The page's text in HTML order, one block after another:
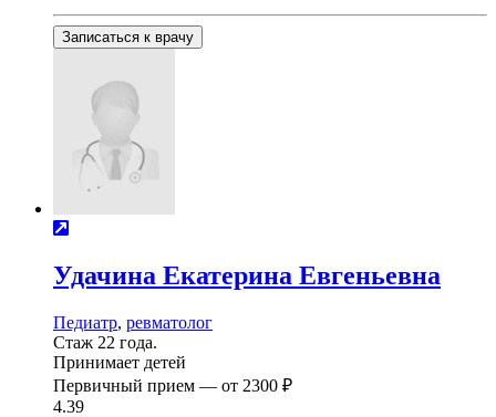
Записаться к врачу
Удачина Екатерина Евгеньевна
Педиатр, ревматолог
Стаж 22 года.
Принимает детей
Первичный прием — от 2300 ₽
4.39